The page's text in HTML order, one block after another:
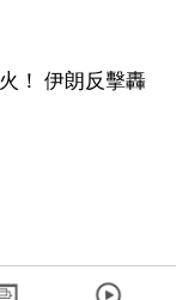
！ 伊朗反擊轟